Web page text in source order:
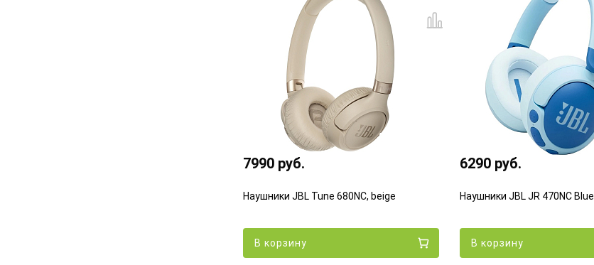
7990 руб.
Наушники JBL Tune 680NC, beige
В корзину
6290 руб.
Наушники JBL JR 470NC Blue
В корзину